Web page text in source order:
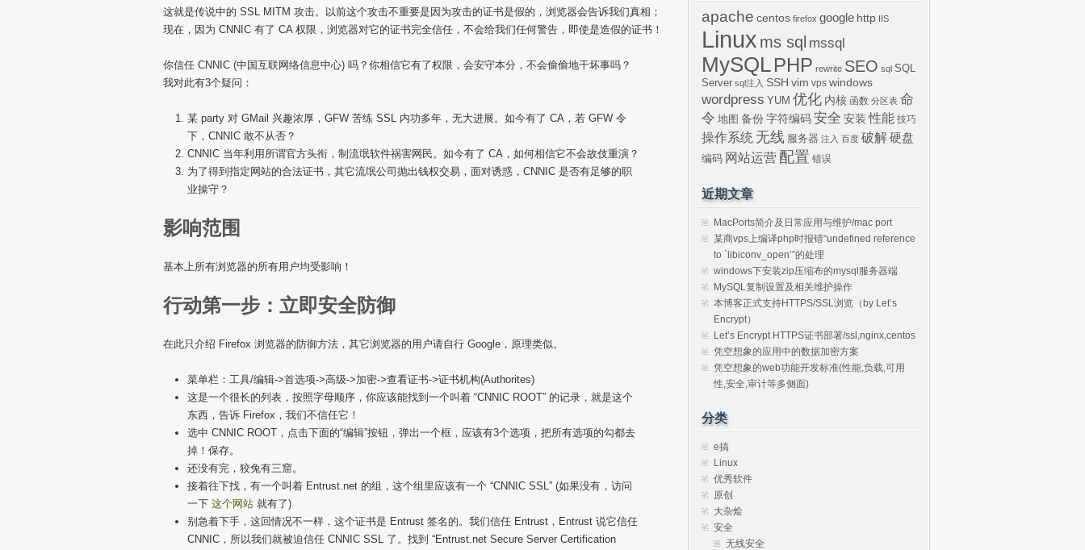
这就是传说中的 SSL MITM 攻击。以前这个攻击不重要是因为攻击的证书是假的，浏览器会告诉我们真相；
现在，因为 CNNIC 有了 CA 权限，浏览器对它的证书完全信任，不会给我们任何警告，即使是造假的证书！
你信任 CNNIC (中国互联网络信息中心) 吗？你相信它有了权限，会安守本分，不会偷偷地干坏事吗？
我对此有3个疑问：
某 party 对 GMail 兴趣浓厚，GFW 苦练 SSL 内功多年，无大进展。如今有了 CA，若 GFW 令
下，CNNIC 敢不从否？
CNNIC 当年利用所谓官方头衔，制流氓软件祸害网民。如今有了 CA，如何相信它不会故伎重演？
为了得到指定网站的合法证书，其它流氓公司抛出钱权交易，面对诱惑，CNNIC 是否有足够的职
业操守？
影响范围
基本上所有浏览器的所有用户均受影响！
行动第一步：立即安全防御
在此只介绍 Firefox 浏览器的防御方法，其它浏览器的用户请自行 Google，原理类似。
菜单栏：工具/编辑->首选项->高级->加密->查看证书->证书机构(Authorites)
这是一个很长的列表，按照字母顺序，你应该能找到一个叫着 “CNNIC ROOT” 的记录，就是这个
东西，告诉 Firefox，我们不信任它！
选中 CNNIC ROOT，点击下面的“编辑”按钮，弹出一个框，应该有3个选项，把所有选项的勾都去
掉！保存。
还没有完，狡兔有三窟。
接着往下找，有一个叫着 Entrust.net 的组，这个组里应该有一个 “CNNIC SSL” (如果没有，访问
一下 这个网站 就有了)
别急着下手，这回情况不一样，这个证书是 Entrust 签名的。我们信任 Entrust，Entrust 说它信任
CNNIC，所以我们就被迫信任 CNNIC SSL 了。找到 “Entrust.net Secure Server Certification
apache centos firefox google http IIS
Linux ms sql mssql
MySQLPHP rewrite SEO sql SQL
Server sql注入 SSH vim vps windows
wordpress YUM 优化 内核 函数 分区表 命
令 地图 备份 字符编码 安全 安装 性能 技巧
操作系统 无线 服务器 注入 百度 破解硬盘
编码 网站运营 配置 错误
近期文章
MacPorts简介及日常应用与维护/mac port
某商vps上编译php时报错“undefined reference
to `libiconv_open’”的处理
windows下安装zip压缩布的mysql服务器端
MySQL复制设置及相关维护操作
本博客正式支持HTTPS/SSL浏览（by Let’s
Encrypt）
Let’s Encrypt HTTPS证书部署/ssl,nginx,centos
凭空想象的应用中的数据加密方案
凭空想象的web功能开发标准(性能,负载,可用
性,安全,审计等多侧面)
分类
e搞
Linux
优秀软件
原创
大杂烩
安全
无线安全